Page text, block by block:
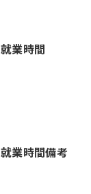
就業時間
就業時間備考